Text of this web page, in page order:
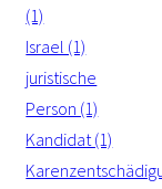
(1)
Israel (1)
juristische
Person (1)
Kandidat (1)